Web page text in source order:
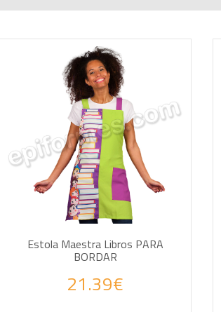
Estola Maestra Libros PARA
BORDAR
21.39€